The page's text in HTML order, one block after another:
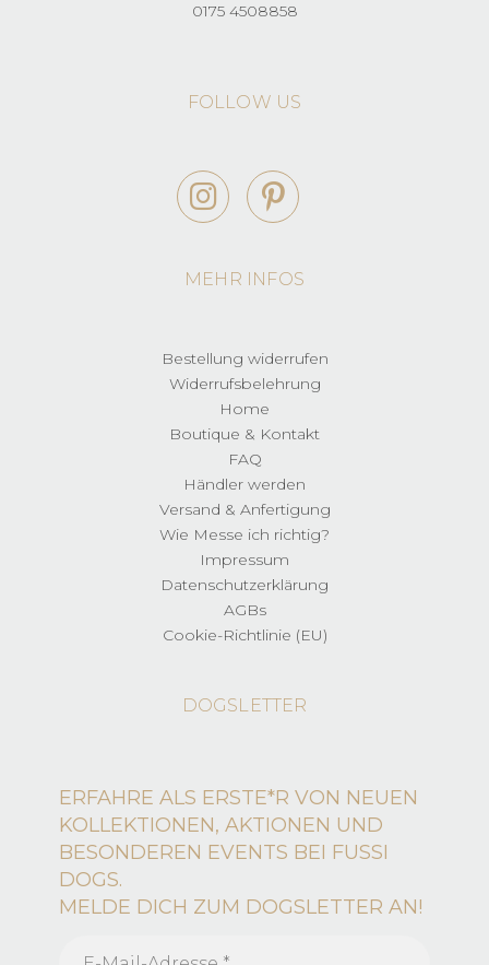
0175 4508858
FOLLOW US
MEHR INFOS
Bestellung widerrufen
Widerrufsbelehrung
Home
Boutique & Kontakt
FAQ
Händler werden
Versand & Anfertigung
Wie Messe ich richtig?
Impressum
Datenschutzerklärung
AGBs
Cookie-Richtlinie (EU)
DOGSLETTER
ERFAHRE ALS ERSTE*R VON NEUEN
KOLLEKTIONEN, AKTIONEN UND
BESONDEREN EVENTS BEI FUSSI
DOGS.
MELDE DICH ZUM DOGSLETTER AN!